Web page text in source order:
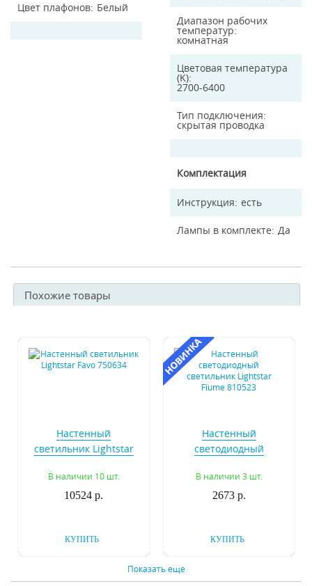
Цвет плафонов Белый
Диапазон рабочих
температур
комнатная
Цветовая температура
(K)
2700-6400
Тип подключения
скрытая проводка
Комплектация
Инструкция есть
Лампы в комплекте Да
Похожие товары
Настенный
светильник Lightstar
В наличии 10 шт.
10524 р.
КУПИТЬ
Настенный
светодиодный
Fiume 810523
В наличии 3 шт.
2673 р.
КУПИТЬ
Показать еще